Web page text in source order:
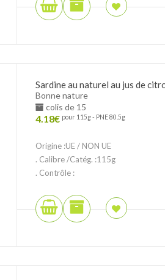
Sardine au naturel au jus de
Bonne nature
colis de 15
4.18€ pour 115g - PNE 80.5g
Origine :UE / NON UE
. Calibre /Catég. :115g
. Contrôle :